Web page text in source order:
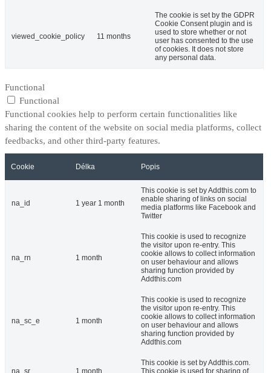
viewed_cookie_policy 11 months
The cookie is set by the GDPR
Cookie Consent plugin and is
used to store whether or not
user has consented to the use
of cookies. It does not store
any personal data.
Functional
Functional
Functional cookies help to perform certain functionalities like
sharing the content of the website on social media platforms, collect
feedbacks, and other third-party features.
Cookie Délka Popis
na_id 1 year 1 month
This cookie is set by Addthis.com to
enable sharing of links on social
media platforms like Facebook and
Twitter
na_rn 1 month
This cookie is used to recognize
the visitor upon re-entry. This
cookie allows to collect information
on user behaviour and allows
sharing function provided by
Addthis.com
na_sc_e 1 month
This cookie is used to recognize
the visitor upon re-entry. This
cookie allows to collect information
on user behaviour and allows
sharing function provided by
Addthis.com
na_sr 1 month
This cookie is set by Addthis.com.
This cookie is used for sharing of